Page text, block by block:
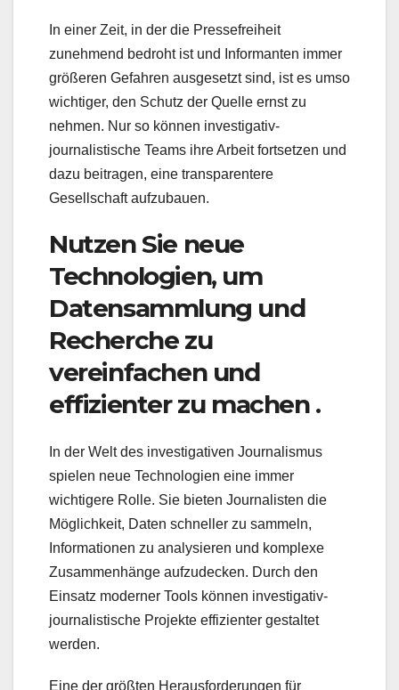
In einer Zeit, in der die Pressefreiheit
zunehmend bedroht ist und Informanten immer
größeren Gefahren ausgesetzt sind, ist es umso
wichtiger, den Schutz der Quelle ernst zu
nehmen. Nur so können investigativ-
journalistische Teams ihre Arbeit fortsetzen und
dazu beitragen, eine transparentere
Gesellschaft aufzubauen.
Nutzen Sie neue
Technologien, um
Datensammlung und
Recherche zu
vereinfachen und
effizienter zu machen .
In der Welt des investigativen Journalismus
spielen neue Technologien eine immer
wichtigere Rolle. Sie bieten Journalisten die
Möglichkeit, Daten schneller zu sammeln,
Informationen zu analysieren und komplexe
Zusammenhänge aufzudecken. Durch den
Einsatz moderner Tools können investigativ-
journalistische Projekte effizienter gestaltet
werden.
Eine der größten Herausforderungen für